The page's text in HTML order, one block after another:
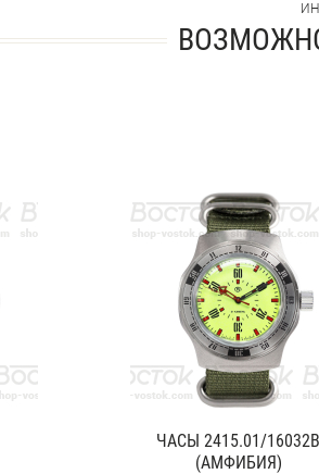
ЧАСЫ 2415.01/16032В
(АМФИБИЯ)